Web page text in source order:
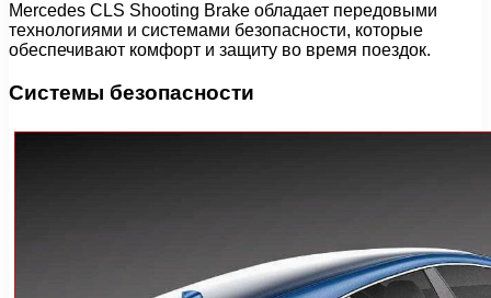
Mercedes CLS Shooting Brake обладает передовыми
технологиями и системами безопасности, которые
обеспечивают комфорт и защиту во время поездок.
Системы безопасности